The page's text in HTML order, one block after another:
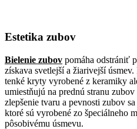
Estetika zubov
Bielenie zubov pomáha odstrániť
získava svetlejší a žiarivejší
tenké kryty vyrobené z keramiky
umiestňujú na prednú stranu
zlepšenie tvaru a pevnosti zubov
ktoré sú vyrobené zo špeciálneho
pôsobivému úsmevu.